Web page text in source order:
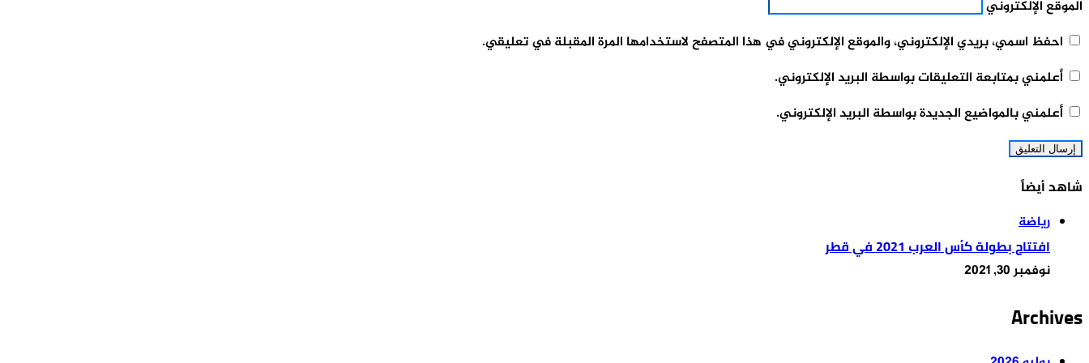
الموقع الإلكتروني
احفظ اسمي، بريدي الإلكتروني، والموقع الإلكتروني في هذا المتصفح لاستخدامها المرة المقبلة في تعليقي.
أعلمني بمتابعة التعليقات بواسطة البريد الإلكتروني.
أعلمني بالمواضيع الجديدة بواسطة البريد الإلكتروني.
شاهد أيضاً
رياضة
افتتاح بطولة كأس العرب 2021 في قطر
نوفمبر 30, 2021
Archives